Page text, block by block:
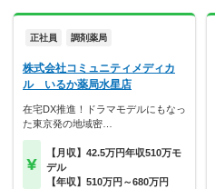
正社員 調剤薬局
株式会社コミュニティメディカ
ル いるか薬局水星店
在宅DX推進！ドラマモデルにもなっ
た東京発の地域密…
【月収】42.5万円年収510万モ
デル
【年収】510万円～680万円